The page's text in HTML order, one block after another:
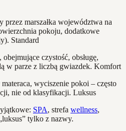
marszałka województwa na
pokoju, dodatkowe
Standard
czystość, obsługę,
w parze z liczbą gwiazdek. Komfort
materaca, wyciszenie pokoi – często
nie od klasyfikacji. Luksus
SPA, strefa wellness,
tylko z nazwy.